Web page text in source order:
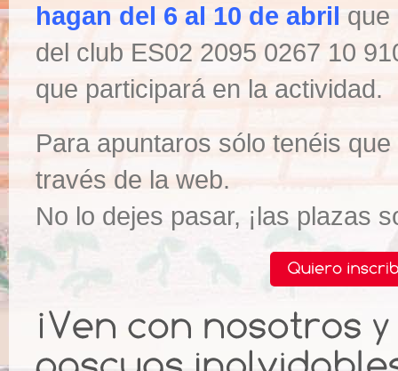
hagan del 6 al 10 de abril que
del club ES02 2095 0267 10
que participará en la actividad.
Para apuntaros sólo tenéis
través de la web.
No lo dejes pasar, ¡las plazas